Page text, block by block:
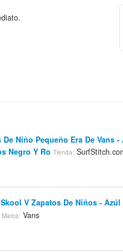
Niño Pequeño Era De Vans -
Negro Y Ro Tienda:
V Zapatos De Niños - Azúl
Marca: Vans